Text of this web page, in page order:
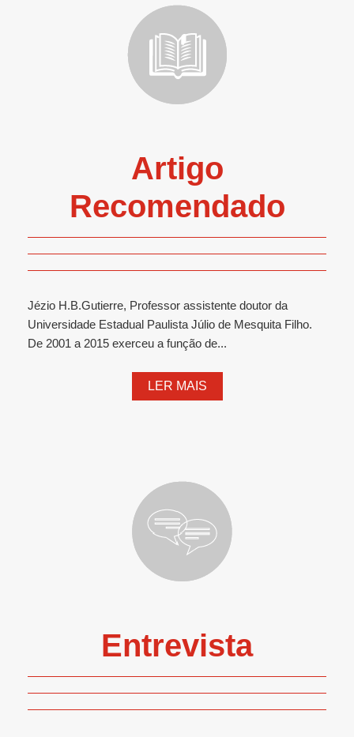
Artigo
Recomendado
Jézio H.B.Gutierre, Professor assistente doutor da
Universidade Estadual Paulista Júlio de Mesquita Filho.
De 2001 a 2015 exerceu a função de...
LER MAIS
Entrevista